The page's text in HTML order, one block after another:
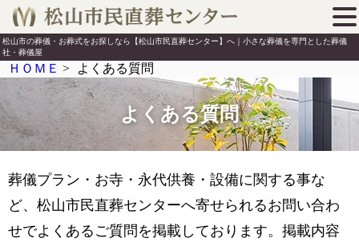
松山市の葬儀・お葬式をお探しなら【松山市民直葬センター】へ｜小さな葬儀を専門とした葬儀
社・葬儀屋
ＨＯＭＥ > よくある質問
よくある質問
葬儀プラン・お寺・永代供養・設備に関する事な
ど、松山市民直葬センターへ寄せられるお問い合わ
せでよくあるご質問を掲載しております。掲載内容